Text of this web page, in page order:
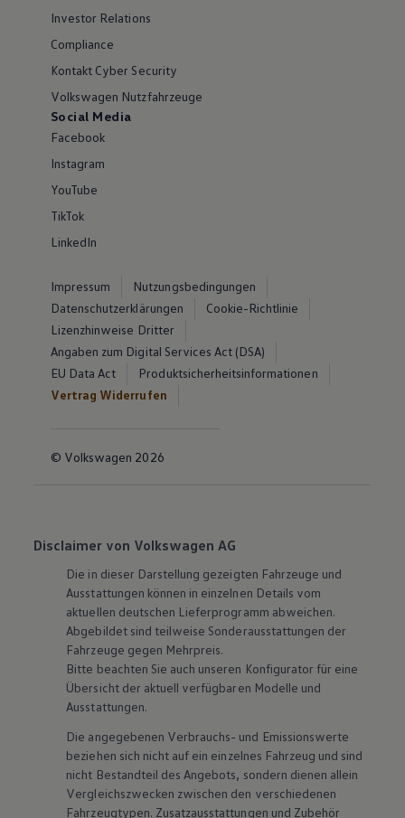
Investor Relations
Compliance
Kontakt Cyber Security
Volkswagen Nutzfahrzeuge
Social Media
Facebook
Instagram
YouTube
TikTok
LinkedIn
Impressum
Nutzungsbedingungen
Datenschutzerklärungen
Cookie-Richtlinie
Lizenzhinweise Dritter
Angaben zum Digital Services Act (DSA)
EU Data Act
Produktsicherheitsinformationen
Vertrag Widerrufen
© Volkswagen 2026
Disclaimer von Volkswagen AG
Die in dieser Darstellung gezeigten Fahrzeuge und
Ausstattungen können in einzelnen Details vom
aktuellen deutschen Lieferprogramm abweichen.
Abgebildet sind teilweise Sonderausstattungen der
Fahrzeuge gegen Mehrpreis.
Bitte beachten Sie auch unseren Konfigurator für eine
Übersicht der aktuell verfügbaren Modelle und
Ausstattungen.
Die angegebenen Verbrauchs- und Emissionswerte
beziehen sich nicht auf ein einzelnes Fahrzeug und sind
nicht Bestandteil des Angebots, sondern dienen allein
Vergleichszwecken zwischen den verschiedenen
Fahrzeugtypen. Zusatzausstattungen und Zubehör